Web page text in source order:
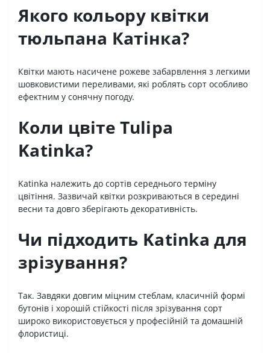
Якого кольору квітки
тюльпана Катінка?
Квітки мають насичене рожеве забарвлення з легкими
шовковистими переливами, які роблять сорт особливо
ефектним у сонячну погоду.
Коли цвіте Tulipa
Katinka?
Katinka належить до сортів середнього терміну
цвітіння. Зазвичай квітки розкриваються в середині
весни та довго зберігають декоративність.
Чи підходить Katinka для
зрізування?
Так. Завдяки довгим міцним стеблам, класичній формі
бутонів і хорошій стійкості після зрізування сорт
широко використовується у професійній та домашній
флористиці.